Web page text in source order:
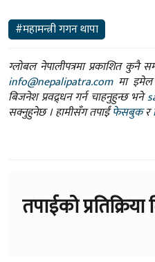
#महामन्त्री गगन थापा
ग्लोबल नेपालीपत्रमा प्रकाशित कुनै
info@nepalipatra.comमा इमेल
बिजनेश प्रवद्र्धन गर्न चाहनुहुन्छ भने
सक्नुहुनेछ । हामीसँग तपाईंफेसबुकर
तपाईको